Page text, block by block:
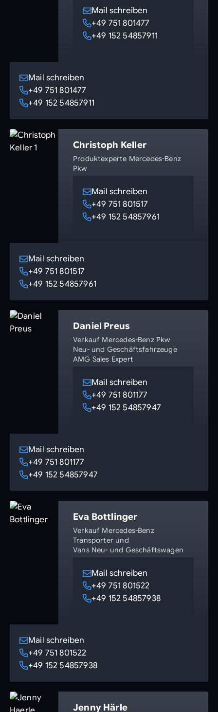
Mail schreiben
+49 751 801477
+49 152 54857911
Mail schreiben
+49 751 801477
+49 152 54857911
Christoph Keller
Produktexperte Mercedes-Benz
Pkw
Mail schreiben
+49 751 801517
+49 152 54857961
Mail schreiben
+49 751 801517
+49 152 54857961
Daniel Preus
Verkauf Mercedes-Benz Pkw
Neu- und Geschäftsfahrzeuge
AMG Sales Expert
Mail schreiben
+49 751 801177
+49 152 54857947
Mail schreiben
+49 751 801177
+49 152 54857947
Eva Bottlinger
Verkauf Mercedes-Benz
Transporter und
Vans Neu- und Geschäftswagen
Mail schreiben
+49 751 801522
+49 152 54857938
Mail schreiben
+49 751 801522
+49 152 54857938
Jenny Härle